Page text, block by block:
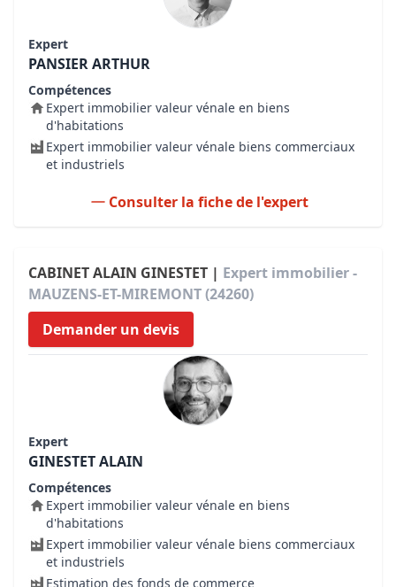
Expert
PANSIER ARTHUR
Compétences
Expert immobilier valeur vénale en biens
d'habitations
Expert immobilier valeur vénale biens commerciaux
et industriels
Consulter la fiche de l'expert
CABINET ALAIN GINESTET | Expert immobilier -
MAUZENS-ET-MIREMONT (24260)
Demander un devis
Expert
GINESTET ALAIN
Compétences
Expert immobilier valeur vénale en biens
d'habitations
Expert immobilier valeur vénale biens commerciaux
et industriels
Estimation des fonds de commerce